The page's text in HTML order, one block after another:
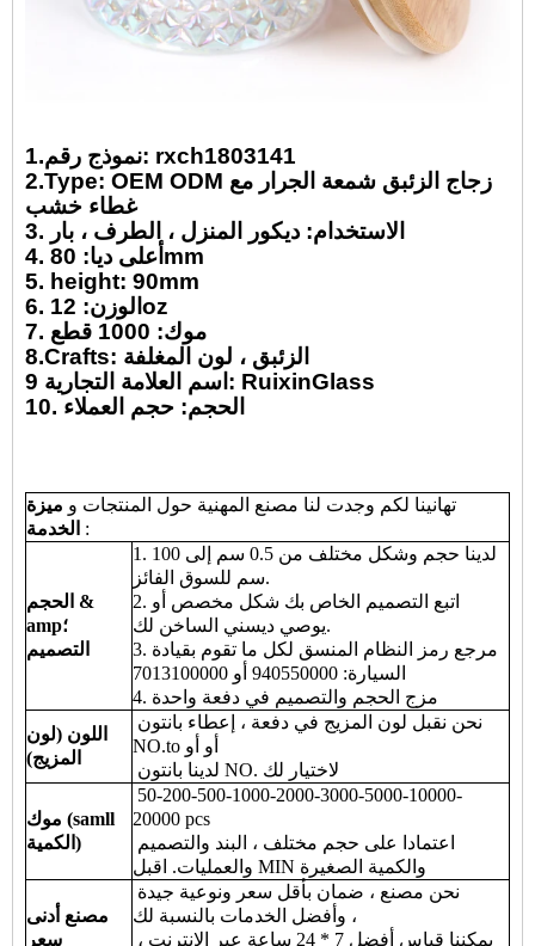
1.نموذج رقم: rxch1803141
2.Type: OEM ODM زجاج الزئبق شمعة الجرار مع
غطاء خشب
3. الاستخدام: ديكور المنزل ، الطرف ، بار
4. أعلى ديا: 80mm
5. height: 90mm
6. الوزن: 12oz
7. موك: 1000 قطع
8.Crafts: الزئبق ، لون المغلفة
9 اسم العلامة التجارية: RuixinGlass
10. الحجم: حجم العملاء
تهانينا لكم وجدت لنا مصنع المهنية حول المنتجات و ميزة
الخدمة :
الحجم &
amp؛
التصميم
1. لدينا حجم وشكل مختلف من 0.5 سم إلى 100
سم للسوق الفائز.
2. اتبع التصميم الخاص بك شكل مخصص أو
يوصي ديسني الساخن لك.
3. مرجع رمز النظام المنسق لكل ما تقوم بقيادة
السيارة: 940550000 أو 7013100000
4. مزج الحجم والتصميم في دفعة واحدة
اللون (لون
المزيج)
NO.to أو أو
لدينا بانتون NO. لاختيار لك
موك (samll
الكمية)
50-200-500-1000-2000-3000-5000-10000-
20000 pcs
والعمليات. اقبل MIN والكمية الصغيرة
مصنع أدنى
سعر
وأفضل الخدمات بالنسبة لك ،